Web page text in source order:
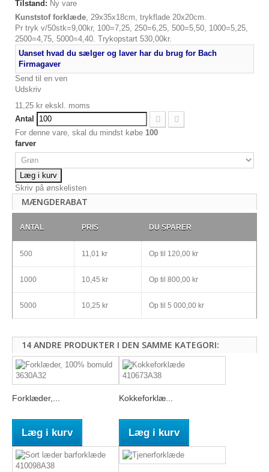
Tilstand: Ny vare
Kunststof forklæde , 29x35x18cm, trykflade 20x20cm.
Pr tryk v/50stk=9,00kr, 100=7,25, 250=6,25, 500=5,50, 1000=5,25,
2500=4,75, 5000=4,40. Trykopstart 530,00kr.
Uanset hvad du sælger og laver har du brug for Bach
Firmagaver
Send til en ven
Udskriv
11,25 kr ekskl. moms
Antal
For denne vare, skal du mindst købe 100
farver
Læg i kurv
Skriv på ønskelisten
MÆNGDERABAT
ANTAL PRIS DU SPARER
500 11,01 kr Op til 120,00 kr
1000 10,45 kr Op til 800,00 kr
5000 10,25 kr Op til 5 000,00 kr
14 ANDRE PRODUKTER I DEN SAMME KATEGORI:
Forklæder,...
Læg i kurv
Kokkeforklæ...
Læg i kurv